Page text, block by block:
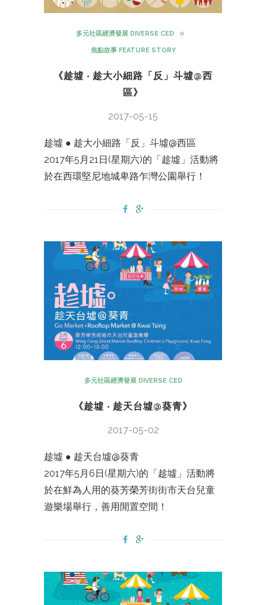
多元社區經濟發展 DIVERSE CED
焦點故事 FEATURE STORY
《趁墟 ‧ 趁大小細路「反」斗墟@西
區》
2017-05-15
趁墟 ● 趁大小細路「反」斗墟@西區
2017年5月21日(星期六)的「趁墟」活動將
於在西環堅尼地城卑路乍灣公園舉行！
多元社區經濟發展 DIVERSE CED
《趁墟 ‧ 趁天台墟@葵青》
2017-05-02
趁墟 ● 趁天台墟@葵青
2017年5月6日(星期六)的「趁墟」活動將
於在鮮為人用的葵芳榮芳街街市天台兒童
遊樂場舉行，善用閒置空間！